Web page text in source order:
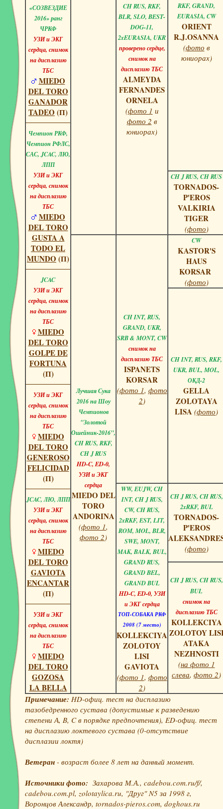
«СОЗВЕЗДИЕ
2016» ранг
ЧРКФ
УЗИ и ЭКГ
сердца, снимок
на дисплазию
ТБС
MIEDO
DEL TORO
GANADOR
TADEO (П)
Чемпион РКФ,
Чемпион РФЛС,
САС, JCAC, ЛЮ,
ЛПП
УЗИ и ЭКГ
сердца, снимок
на дисплазию
ТБС
MIEDO
DEL TORO
GUSTA A
TODO EL
MUNDO (П)
JCAC
УЗИ и ЭКГ
сердца, снимок
на дисплазию
ТБС
MIEDO
DEL TORO
GOLPE DE
FORTUNA
(П)
УЗИ и ЭКГ
сердца, снимок
на дисплазию
ТБС
MIEDO
DEL TORO
GENEROSO
FELICIDAD
(П)
JCAC, ЛЮ, ЛПП
УЗИ и ЭКГ
сердца, снимок
на дисплазию
ТБС
MIEDO
DEL TORO
GAVIOTA
ENCANTAR
(П)
УЗИ и ЭКГ
сердца, снимок
на дисплазию
ТБС
MIEDO
DEL TORO
GOZOSA
LA BELLA
CH RUS, RKF,
BLR, SLO, BEST-
DOG-11,
2xEURASIA, UKR
проверено сердце,
снимок на
дисплазию ТБС
ALMEYDA
FERNANDES
ORNELA
(фото 1 и
фото 2 в
юниорах)
RKF, GRAND,
EURASIA, CW
ORIENT
R.J.OSANNA
(фото в
юниорах)
CH J RUS, CH RUS
TORNADOS-
P'EROS
VALKIRIA
TIGER
(фото)
Лучшая Сука
2016 на Шоу
Чемпионов
"Золотой
Ошейник-2016",
CH RUS, RKF,
CH J RUS
HD-C, ED-0,
УЗИ и ЭКГ
сердца
MIEDO DEL
TORO
ANDORINA
(фото 1,
фото 2)
CH INT, RUS,
GRAND, UKR,
SRB & MONT, CW
снимок на
дисплазию ТБС
ISPANETS
KORSAR
(фото 1, фото
2)
CW
KASTOR'S
HAUS
KORSAR
(фото)
CH INT, RUS, RKF,
UKR, BUL, MOL,
ОКД-2
GELLA
ZOLOTAYA
LISA (фото)
WW, EUJW, CH
INT, CH J RUS,
CW, CH RUS,
2xRKF, EST, LIT,
ROM, MOL, BLR,
SWE, MONT,
MAK, BALK, BUL,
GRAND RUS,
GRAND BEL,
GRAND BUL
HD-C, ED-0, УЗИ
и ЭКГ сердца
ТОП-СОБАКА РКФ
2008 (7 место)
KOLLEKCIYA
ZOLOTOY
LISI
GAVIOTA
(фото 1, фото
2)
CH J RUS, CH RUS,
2xRKF, BUL
TORNADOS-
P'EROS
(фото)
CH J RUS, CH RUS,
BUL
снимок на
дисплазию ТБС
KOLLEKCIYA
ZOLOTOY
ATAKA
NEZHNOSTI
(на фото 1
слева, фото 2)
Примечание: HD-офиц. тест на дисплазию
тазобедренного сустава (допустимые к разведению
степени А, B, C в порядке предпочтения), ED-офиц. тест
на дисплазию локтевого сустава (0-отсутствие
дисплазии локтя)
Ветеран - возраст более 8 лет на данный момент.
Источники фото: Захарова М.А., cadebou.com.ru/f/,
cadebou.com.pl, zolotaylica.ru, "Друг" N5 за 1998 г,
Воронцов Александр, tornados-pieros.com, doghous.ru